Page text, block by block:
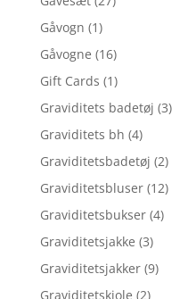
Gåvogn (1)
Gåvogne (16)
Gift Cards (1)
Graviditets badetøj (3)
Graviditets bh (4)
Graviditetsbadetøj (2)
Graviditetsbluser (12)
Graviditetsbukser (4)
Graviditetsjakke (3)
Graviditetsjakker (9)
Graviditetskjole (2)